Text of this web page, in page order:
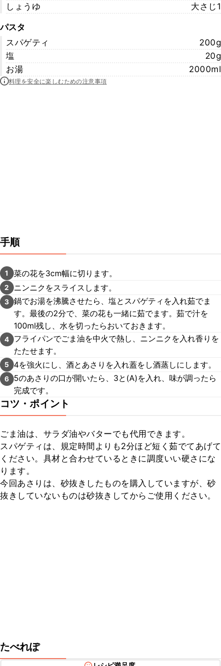
しょうゆ
大さじ1
パスタ
スパゲティ
200g
塩
20g
お湯
2000ml
料理を安全に楽しむための注意事項
手順
1 菜の花を3cm幅に切ります。
2 ニンニクをスライスします。
3 鍋でお湯を沸騰させたら、塩とスパゲティを入れ茹でま
す。最後の2分で、菜の花も一緒に茹でます。茹で汁を
100ml残し、水を切ったらおいておきます。
4
フライパンでごま油を中火で熱し、ニンニクを入れ香りを
たたせます。
5 4を強火にし、酒とあさりを入れ蓋をし酒蒸しにします。
6
5のあさりの口が開いたら、3と(A)を入れ、味が調ったら
完成です。
コツ・ポイント
ごま油は、サラダ油やバターでも代用できます。
スパゲティは、規定時間よりも2分ほど短く茹でてあげて
ください。具材と合わせているときに調度いい硬さにな
ります。
今回あさりは、砂抜きしたものを購入していますが、砂
抜きしていないものは砂抜きしてからご使用ください。
たべれぽ